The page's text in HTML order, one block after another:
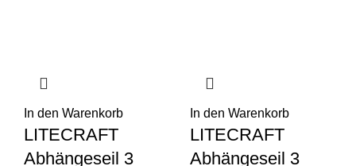
In den Warenkorb
LITECRAFT
Abhängeseil 3
In den Warenkorb
LITECRAFT
Abhängeseil 3